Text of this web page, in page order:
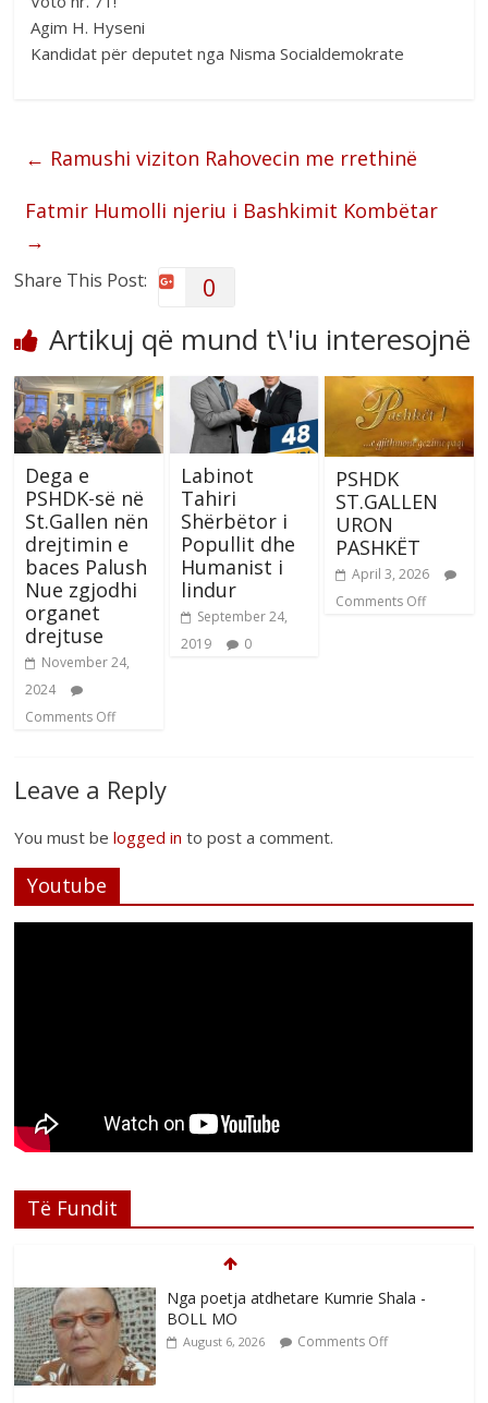
Agim H. Hyseni
Kandidat për deputet nga Nisma Socialdemokrate
← Ramushi viziton Rahovecin me rrethinë
Fatmir Humolli njeriu i Bashkimit Kombëtar
→
Share This Post: 0
Artikuj që mund t\'iu interesojnë
Dega e
PSHDK-së në
St.Gallen nën
drejtimin e
baces Palush
Nue zgjodhi
organet
drejtuse
November 24,
2024
Comments Off
Labinot
Tahiri
Shërbëtor i
Popullit dhe
Humanist i
lindur
September 24,
2019
0
PSHDK
ST.GALLEN
URON
PASHKËT
April 3, 2026
Comments Off
Leave a Reply
You must belogged in to post a comment.
Youtube
Të Fundit
Nga poetja atdhetare Kumrie Shala -
BOLL MO
August 6, 2026 Comments Off